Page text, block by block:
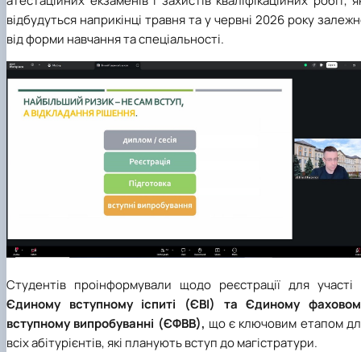
відбудуться наприкінці травня та у червні 2026 року
від форми навчання та спеціальності.
Студентів проінформували щодо реєстрації для участі
Єдиному вступному іспиті (ЄВІ) та Єдиному
вступному випробуванні (ЄФВВ), що є ключовим етапом
всіх абітурієнтів, які планують вступ до магістратури.